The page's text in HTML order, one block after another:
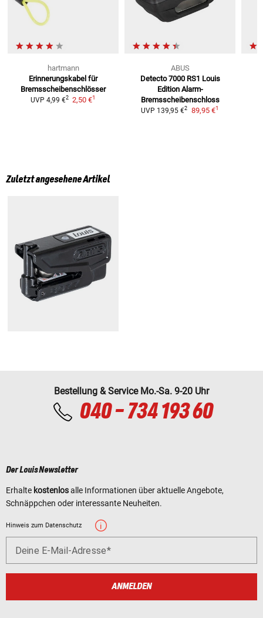
hartmann
Erinnerungskabel für
Bremsscheibenschlösser
UVP 4,99 €2 2,50 €1
ABUS
Detecto 7000 RS1 Louis
Edition Alarm-
Bremsscheibenschloss
UVP 139,95 €2 89,95 €1
Zuletzt angesehene Artikel
Bestellung & Service Mo.-Sa. 9-20 Uhr
040 - 734 193 60
Der Louis Newsletter
Erhalte kostenlosalle Informationen über aktuelle Angebote,
Schnäppchen oder interessante Neuheiten.
Hinweis zum Datenschutz
Deine E-Mail-Adresse
ANMELDEN